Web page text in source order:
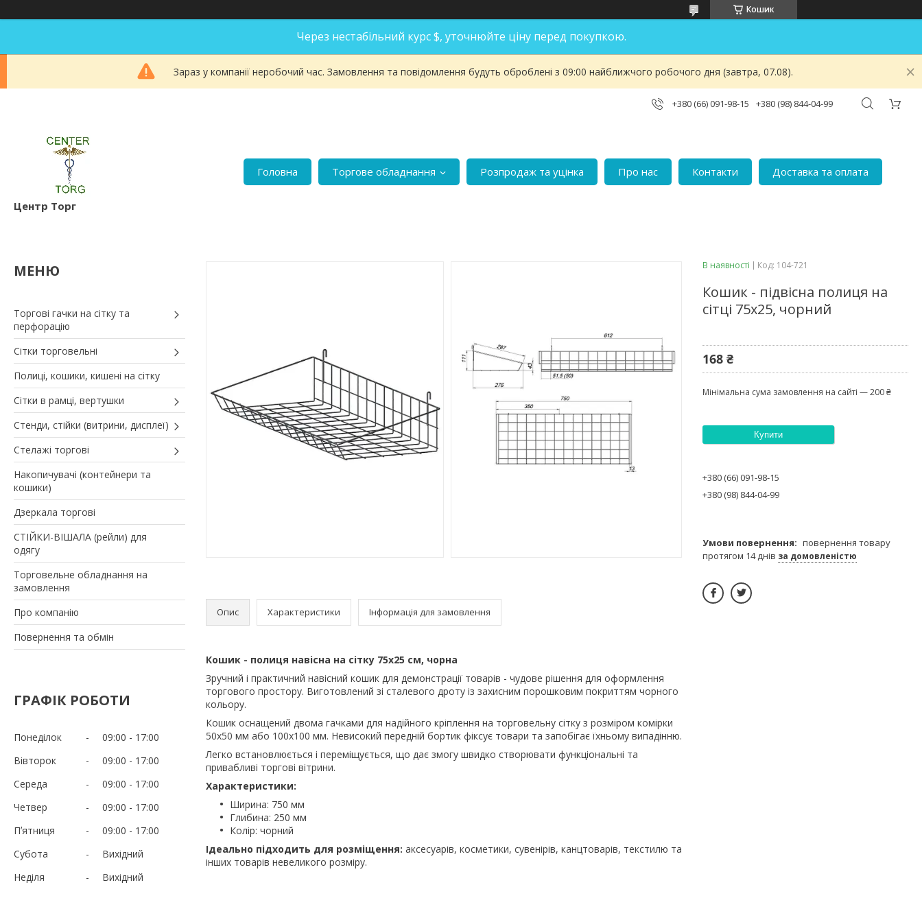
Кошик
Через нестабільний курс $, уточнюйте ціну перед покупкою.
Зараз у компанії неробочий час. Замовлення та повідомлення будуть оброблені з 09:00 найближчого робочого дня (завтра, 07.08).
+380 (66) 091-98-15 +380 (98) 844-04-99
Центр Торг
Головна Торгове обладнання Розпродаж та уцінка Про нас Контакти Доставка та оплата
Торгові гачки на сітку та
перфорацію
Сітки торговельні
Полиці, кошики, кишені на сітку
Сітки в рамці, вертушки
Стенди, стійки (витрини, дисплеї)
Стелажі торгові
Накопичувачі (контейнери та
кошики)
Дзеркала торгові
СТІЙКИ-ВІШАЛА (рейли) для
одягу
Торговельне обладнання на
замовлення
Про компанію
Повернення та обмін
ГРАФІК РОБОТИ
Понеділок 09:00
17:00
Вівторок
09:00
17:00
Середа
09:00
17:00
Четвер
09:00
17:00
Пʼятниця
09:00
17:00
Субота
Вихідний
Неділя
Вихідний
Опис Характеристики Інформація для замовлення
Кошик - полиця навісна на сітку 75х25 см, чорна
Зручний і практичний навісний кошик для демонстрації товарів - чудове рішення для оформлення
торгового простору. Виготовлений зі сталевого дроту із захисним порошковим покриттям чорного
кольору.
Кошик оснащений двома гачками для надійного кріплення на торговельну сітку з розміром комірки
50х50 мм або 100х100 мм. Невисокий передній бортик фіксує товари та запобігає їхньому випадінню.
Легко встановлюється і переміщується, що дає змогу швидко створювати функціональні та
привабливі торгові вітрини.
Характеристики:
Ширина: 750 мм
Глибина: 250 мм
Колір: чорний
Ідеально підходить для розміщення: аксесуарів, косметики, сувенірів, канцтоварів, текстилю та
інших товарів невеликого розміру.
В наявності Код: 104-721
Кошик - підвісна полиця на
сітці 75х25, чорний
168 ₴
Мінімальна сума замовлення на сайті — 200 ₴
Купити
+380 (66) 091-98-15
+380 (98) 844-04-99
повернення товару
протягом 14 днів за домовленістю